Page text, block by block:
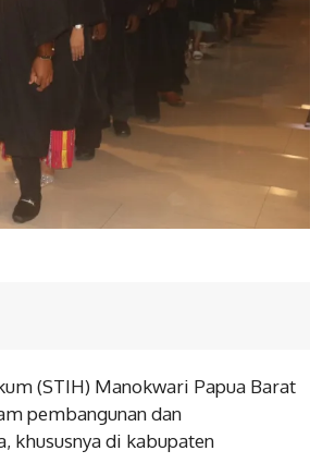
(STIH) Manokwari Papua Barat
pembangunan dan
khususnya di kabupaten